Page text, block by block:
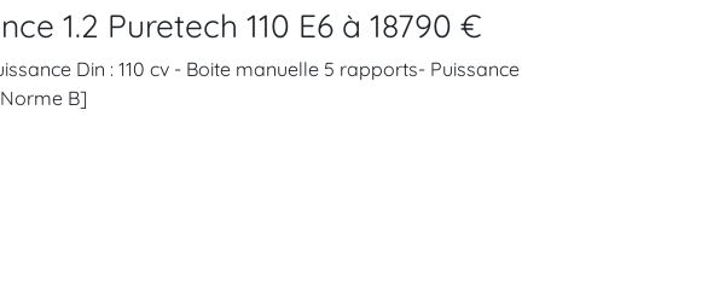
1.2 Puretech 110 E6 à 18790 €
Din : 110 cv - Boite manuelle 5 rapports- Puissance
B]